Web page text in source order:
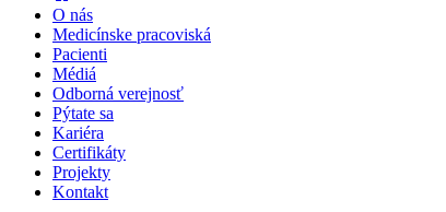
O nás
Medicínske pracoviská
Pacienti
Médiá
Odborná verejnosť
Pýtate sa
Kariéra
Certifikáty
Projekty
Kontakt